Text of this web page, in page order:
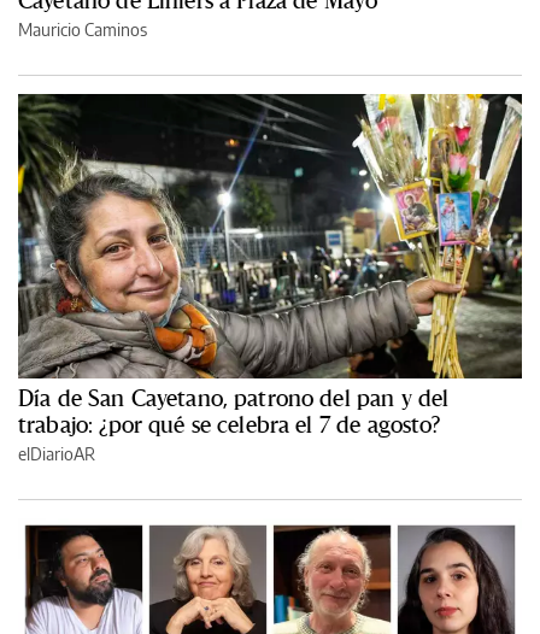
Mauricio Caminos
Día de San Cayetano, patrono del pan y del
trabajo: ¿por qué se celebra el 7 de agosto?
elDiarioAR